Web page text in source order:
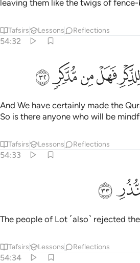
leaving them like the twigs of
Tafsirs Lessons Reflections
54:32
من مدكر ٣٢
فَهَلْ مِن مُّدَّكِرٍۢ ٣٢
ﱢﱣﱤﱥ
And We have certainly made the
So is there anyone who will be
Tafsirs Lessons Reflections
54:33
ﱪ
The people of Lot ˹also˺ rejected
Tafsirs Lessons Reflections
54:34